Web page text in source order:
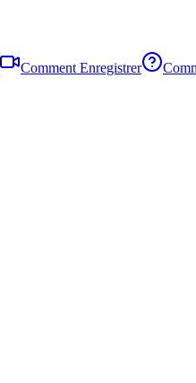
Comment Enregistrer